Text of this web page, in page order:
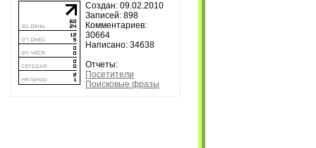
Создан: 09.02.2010
Записей: 898
Комментариев:
30664
Написано: 34638
Отчеты:
Посетители
Поисковые фразы